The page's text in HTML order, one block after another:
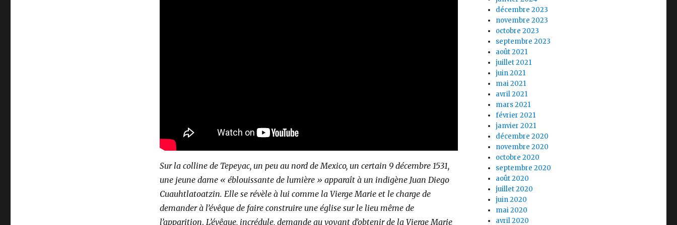
Sur la colline de Tepeyac, un peu au nord de Mexico, un certain 9 décembre 1531,
une jeune dame « éblouissante de lumière » apparaît à un indigène Juan Diego
Cuauhtlatoatzin. Elle se révèle à lui comme la Vierge Marie et le charge de
demander à l’évêque de faire construire une église sur le lieu même de
l’apparition. L’évêque, incrédule, demande au voyant d’obtenir de la Vierge Marie
décembre 2023
novembre 2023
octobre 2023
septembre 2023
août 2021
juillet 2021
juin 2021
mai 2021
avril 2021
mars 2021
février 2021
janvier 2021
décembre 2020
novembre 2020
octobre 2020
septembre 2020
août 2020
juillet 2020
juin 2020
mai 2020
avril 2020